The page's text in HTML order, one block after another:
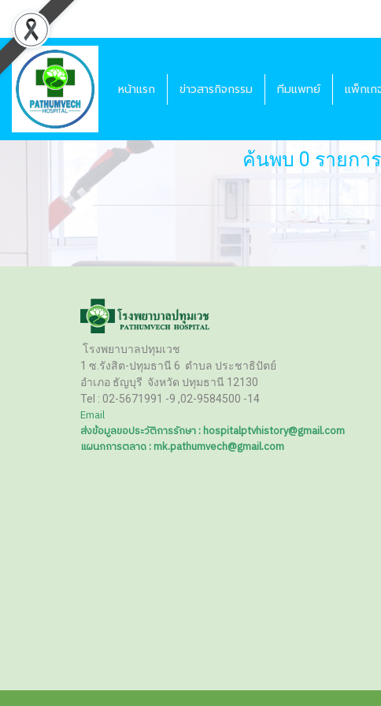
หน้าแรก ข่าวสารกิจกรรม ทีมแพทย์ แพ็กเก
ค้นพบ 0 รายกา
โรงพยาบาลปทุมเวช
1 ซ.รังสิต-ปทุมธานี 6 ตำบล ประชาธิปัตย์
อำเภอ ธัญบุรี จังหวัด ปทุมธานี 12130
Tel : 02-5671991 -9 ,02-9584500 -14
Email
ส่งข้อมูลขอประวัติการรักษา : hospitalptvhistory@gmail.com
แผนกการตลาด : mk.pathumvech@gmail.com